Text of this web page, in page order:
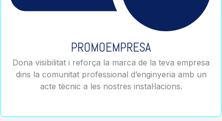
PROMOEMPRESA
Dona visibilitat i reforça la marca de la teva empresa
dins la comunitat professional d’enginyeria amb un
acte tècnic a les nostres instal·lacions.